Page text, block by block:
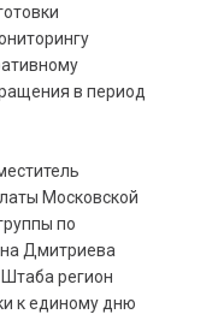
в период
Московской
по
Дмитриева
регион
к единому дню